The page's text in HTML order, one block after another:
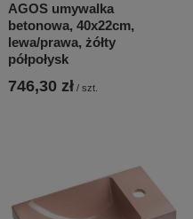
AGOS umywalka
betonowa, 40x22cm,
lewa/prawa, żółty
półpołysk
746,30 zł / szt.